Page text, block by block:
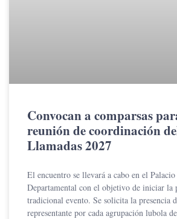
Convocan a comparsas
reunión de coordinación
Llamadas 2027
El encuentro se llevará a cabo en el
Departamental con el objetivo de iniciar la
tradicional evento. Se solicita la presencia
representante por cada agrupación lubola